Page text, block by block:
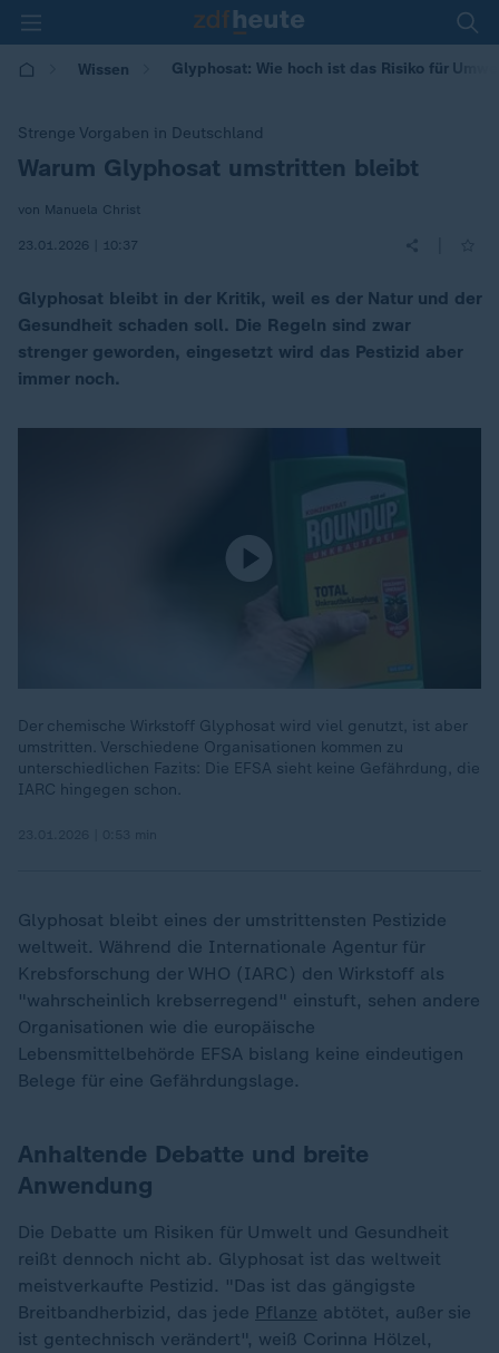
Wissen Glyphosat: Wie hoch ist das Risiko für
Strenge Vorgaben in Deutschland
:
Warum Glyphosat umstritten bleibt
von Manuela Christ
23.01.2026 | 10:37
Glyphosat bleibt in der Kritik, weil es der Natur und der
Gesundheit schaden soll. Die Regeln sind zwar
strenger geworden, eingesetzt wird das Pestizid aber
immer noch.
Der chemische Wirkstoff Glyphosat wird viel genutzt, ist aber
umstritten. Verschiedene Organisationen kommen zu
unterschiedlichen Fazits: Die EFSA sieht keine Gefährdung, die
IARC hingegen schon.
Glyphosat bleibt eines der umstrittensten Pestizide
weltweit. Während die Internationale Agentur für
Krebsforschung der WHO (IARC) den Wirkstoff als
"wahrscheinlich krebserregend" einstuft, sehen andere
Organisationen wie die europäische
Lebensmittelbehörde EFSA bislang keine eindeutigen
Belege für eine Gefährdungslage.
Anhaltende Debatte und breite
Anwendung
Die Debatte um Risiken für Umwelt und Gesundheit
reißt dennoch nicht ab. Glyphosat ist das weltweit
meistverkaufte Pestizid. "Das ist das gängigste
Breitbandherbizid, das jede Pflanze abtötet, außer sie
ist gentechnisch verändert", weiß Corinna Hölzel,